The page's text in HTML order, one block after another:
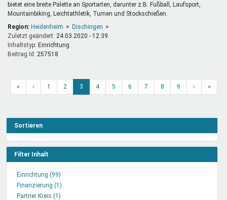
bietet eine breite Palette an Sportarten, darunter z.B. Fußball, Laufsport,
Mountainbiking, Leichtathletik, Turnen und Stockschießen.
Region: Heidenheim
Dischingen
Zuletzt geändert: 24.03.2020 - 12:39
Inhaltstyp:
einrichtung
Beitrag Id: 257518
« ‹ 1 2 3 4 5 6 7 8 9 › »
Sortieren
Filter Inhalt
Einrichtung (99)
Filter
Finanzierung (1)
Partner Kreis (1)